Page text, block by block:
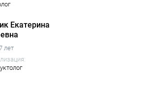
Екатерина
лет